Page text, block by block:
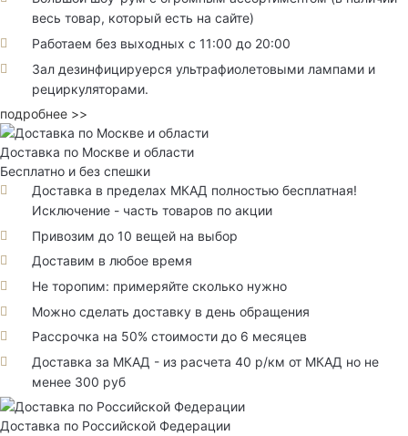
весь товар, который есть на сайте)
Работаем без выходных с 11:00 до 20:00
Зал дезинфицируерся ультрафиолетовыми лампами и
рециркуляторами.
подробнее >>
Доставка по Москве и области
Бесплатно и без спешки
Доставка в пределах МКАД полностью бесплатная!
Исключение - часть товаров по акции
Привозим до 10 вещей на выбор
Доставим в любое время
Не торопим: примеряйте сколько нужно
Можно сделать доставку в день обращения
Рассрочка на 50% стоимости до 6 месяцев
Доставка за МКАД - из расчета 40 р/км от МКАД но не
менее 300 руб
Доставка по Российской Федерации